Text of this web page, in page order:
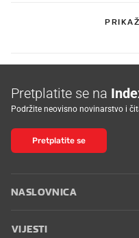
Pretplatite se na
Podržite neovisno novinarstvo i
Pretplatite se
NASLOVNICA
VIJESTI